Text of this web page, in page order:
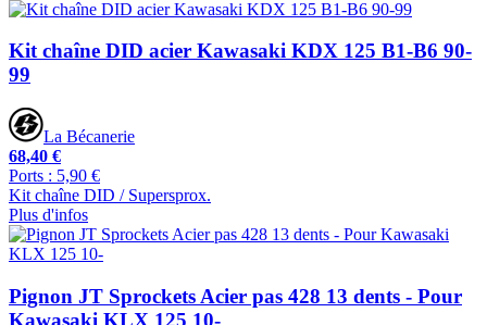
Kit chaîne DID acier Kawasaki KDX 125 B1-B6 90-
99
La Bécanerie
68,40 €
Ports : 5,90 €
Kit chaîne DID / Supersprox.
Plus d'infos
Pignon JT Sprockets Acier pas 428 13 dents - Pour
Kawasaki KLX 125 10-